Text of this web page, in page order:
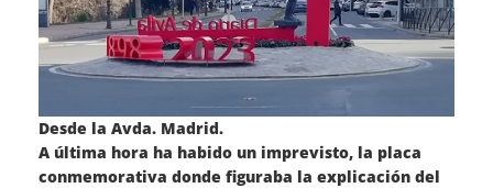
Desde la Avda. Madrid.
A última hora ha habido un imprevisto, la placa
conmemorativa donde figuraba la explicación del